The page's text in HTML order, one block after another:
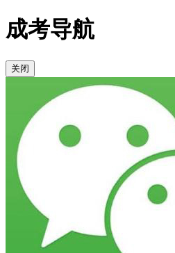
成考导航
关闭